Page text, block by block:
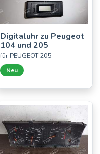
Digitaluhr zu Peugeot
104 und 205
für PEUGEOT 205
Neu